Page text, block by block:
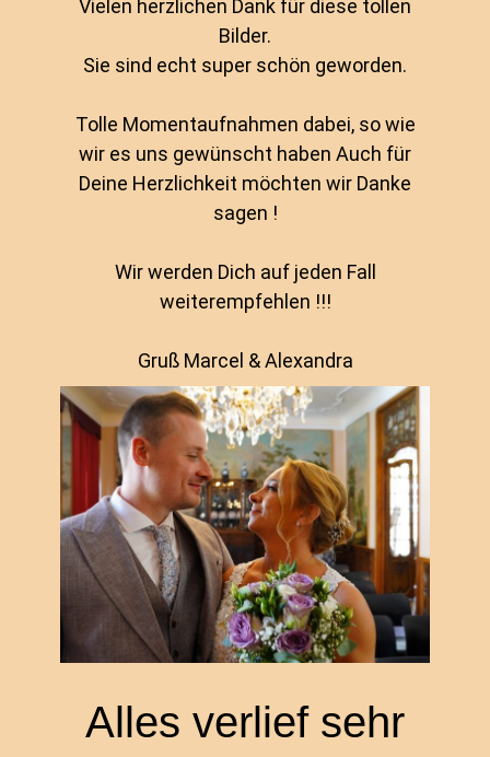
Vielen herzlichen Dank für diese tollen
Bilder.
Sie sind echt super schön geworden.
Tolle Momentaufnahmen dabei, so wie
wir es uns gewünscht haben Auch für
Deine Herzlichkeit möchten wir Danke
sagen !
Wir werden Dich auf jeden Fall
weiterempfehlen !!!
Gruß Marcel & Alexandra
Alles verlief sehr